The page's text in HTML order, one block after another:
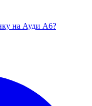
на Ауди А6?